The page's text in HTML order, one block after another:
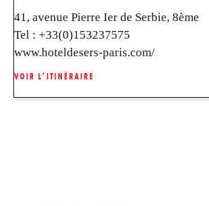
41, avenue Pierre Ier de Serbie, 8ème
Tel : +33(0)153237575
www.hoteldesers-paris.com/
VOIR L’ITINÉRAIRE